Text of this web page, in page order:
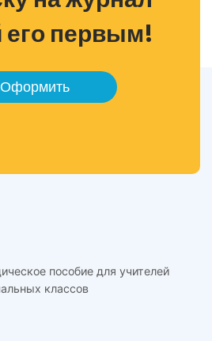
его первым!
Оформить
пособие для учителей
классов